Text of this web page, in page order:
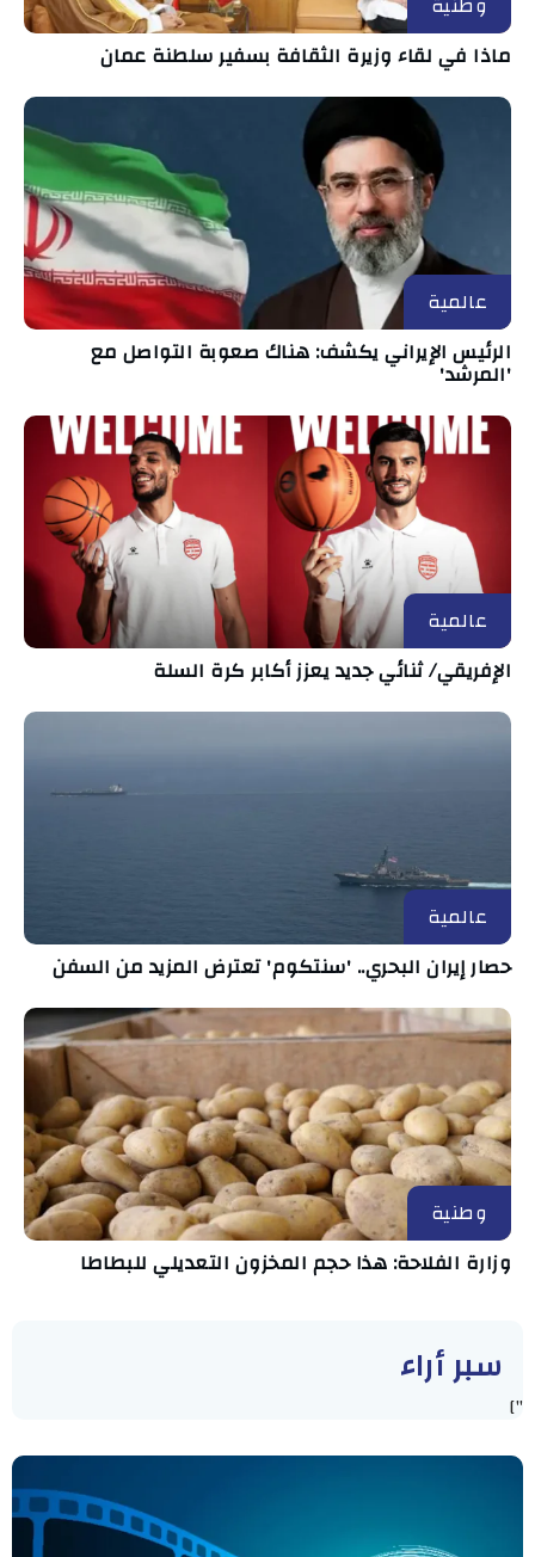
ماذا في لقاء وزيرة الثقافة بسفير سلطنة عمان
عالمية
الرئيس الإيراني يكشف: هناك صعوبة التواصل مع
'المرشد'
عالمية
الإفريقي/ ثنائي جديد يعزز أكابر كرة السلة
عالمية
حصار إيران البحري.. 'سنتكوم' تعترض المزيد من السفن
وطنية
وزارة الفلاحة: هذا حجم المخزون التعديلي للبطاطا
سبر أراء
"]